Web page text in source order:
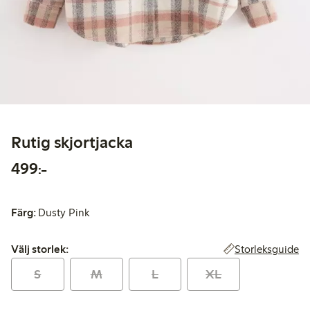
Rutig skjortjacka
499:-499,00 kr
Färg: Dusty Pink
Välj storlek:
Välj storlek: Storleksguide
S M L XL